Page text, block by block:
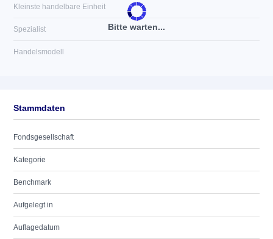
Bitte warten...
Kleinste handelbare Einheit
Spezialist
Handelsmodell
Stammdaten
Fondsgesellschaft
Kategorie
Benchmark
Aufgelegt in
Auflagedatum